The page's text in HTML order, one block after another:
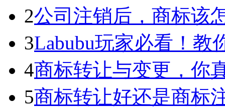
2公司注销后，商标该
3Labubu玩家必看！教
4商标转让与变更，你
5商标转让好还是商标